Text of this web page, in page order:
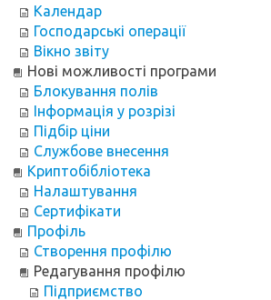
Календар
Господарські операції
Вікно звіту
Нові можливості програми
Блокування полів
Інформація у розрізі
Підбір ціни
Службове внесення
Криптобібліотека
Налаштування
Сертифікати
Профіль
Створення профілю
Редагування профілю
Підприємство